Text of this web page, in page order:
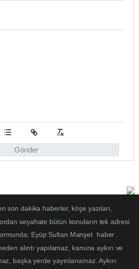
Gönder
son dakika haberler, köşe yazıları,
seyahate bütün konuların tek adresi
Eyüp Sultan Manşet haber
alıntı yapılamaz, kanuna aykırı ve
başka yerde yayınlanamaz. Aykırı